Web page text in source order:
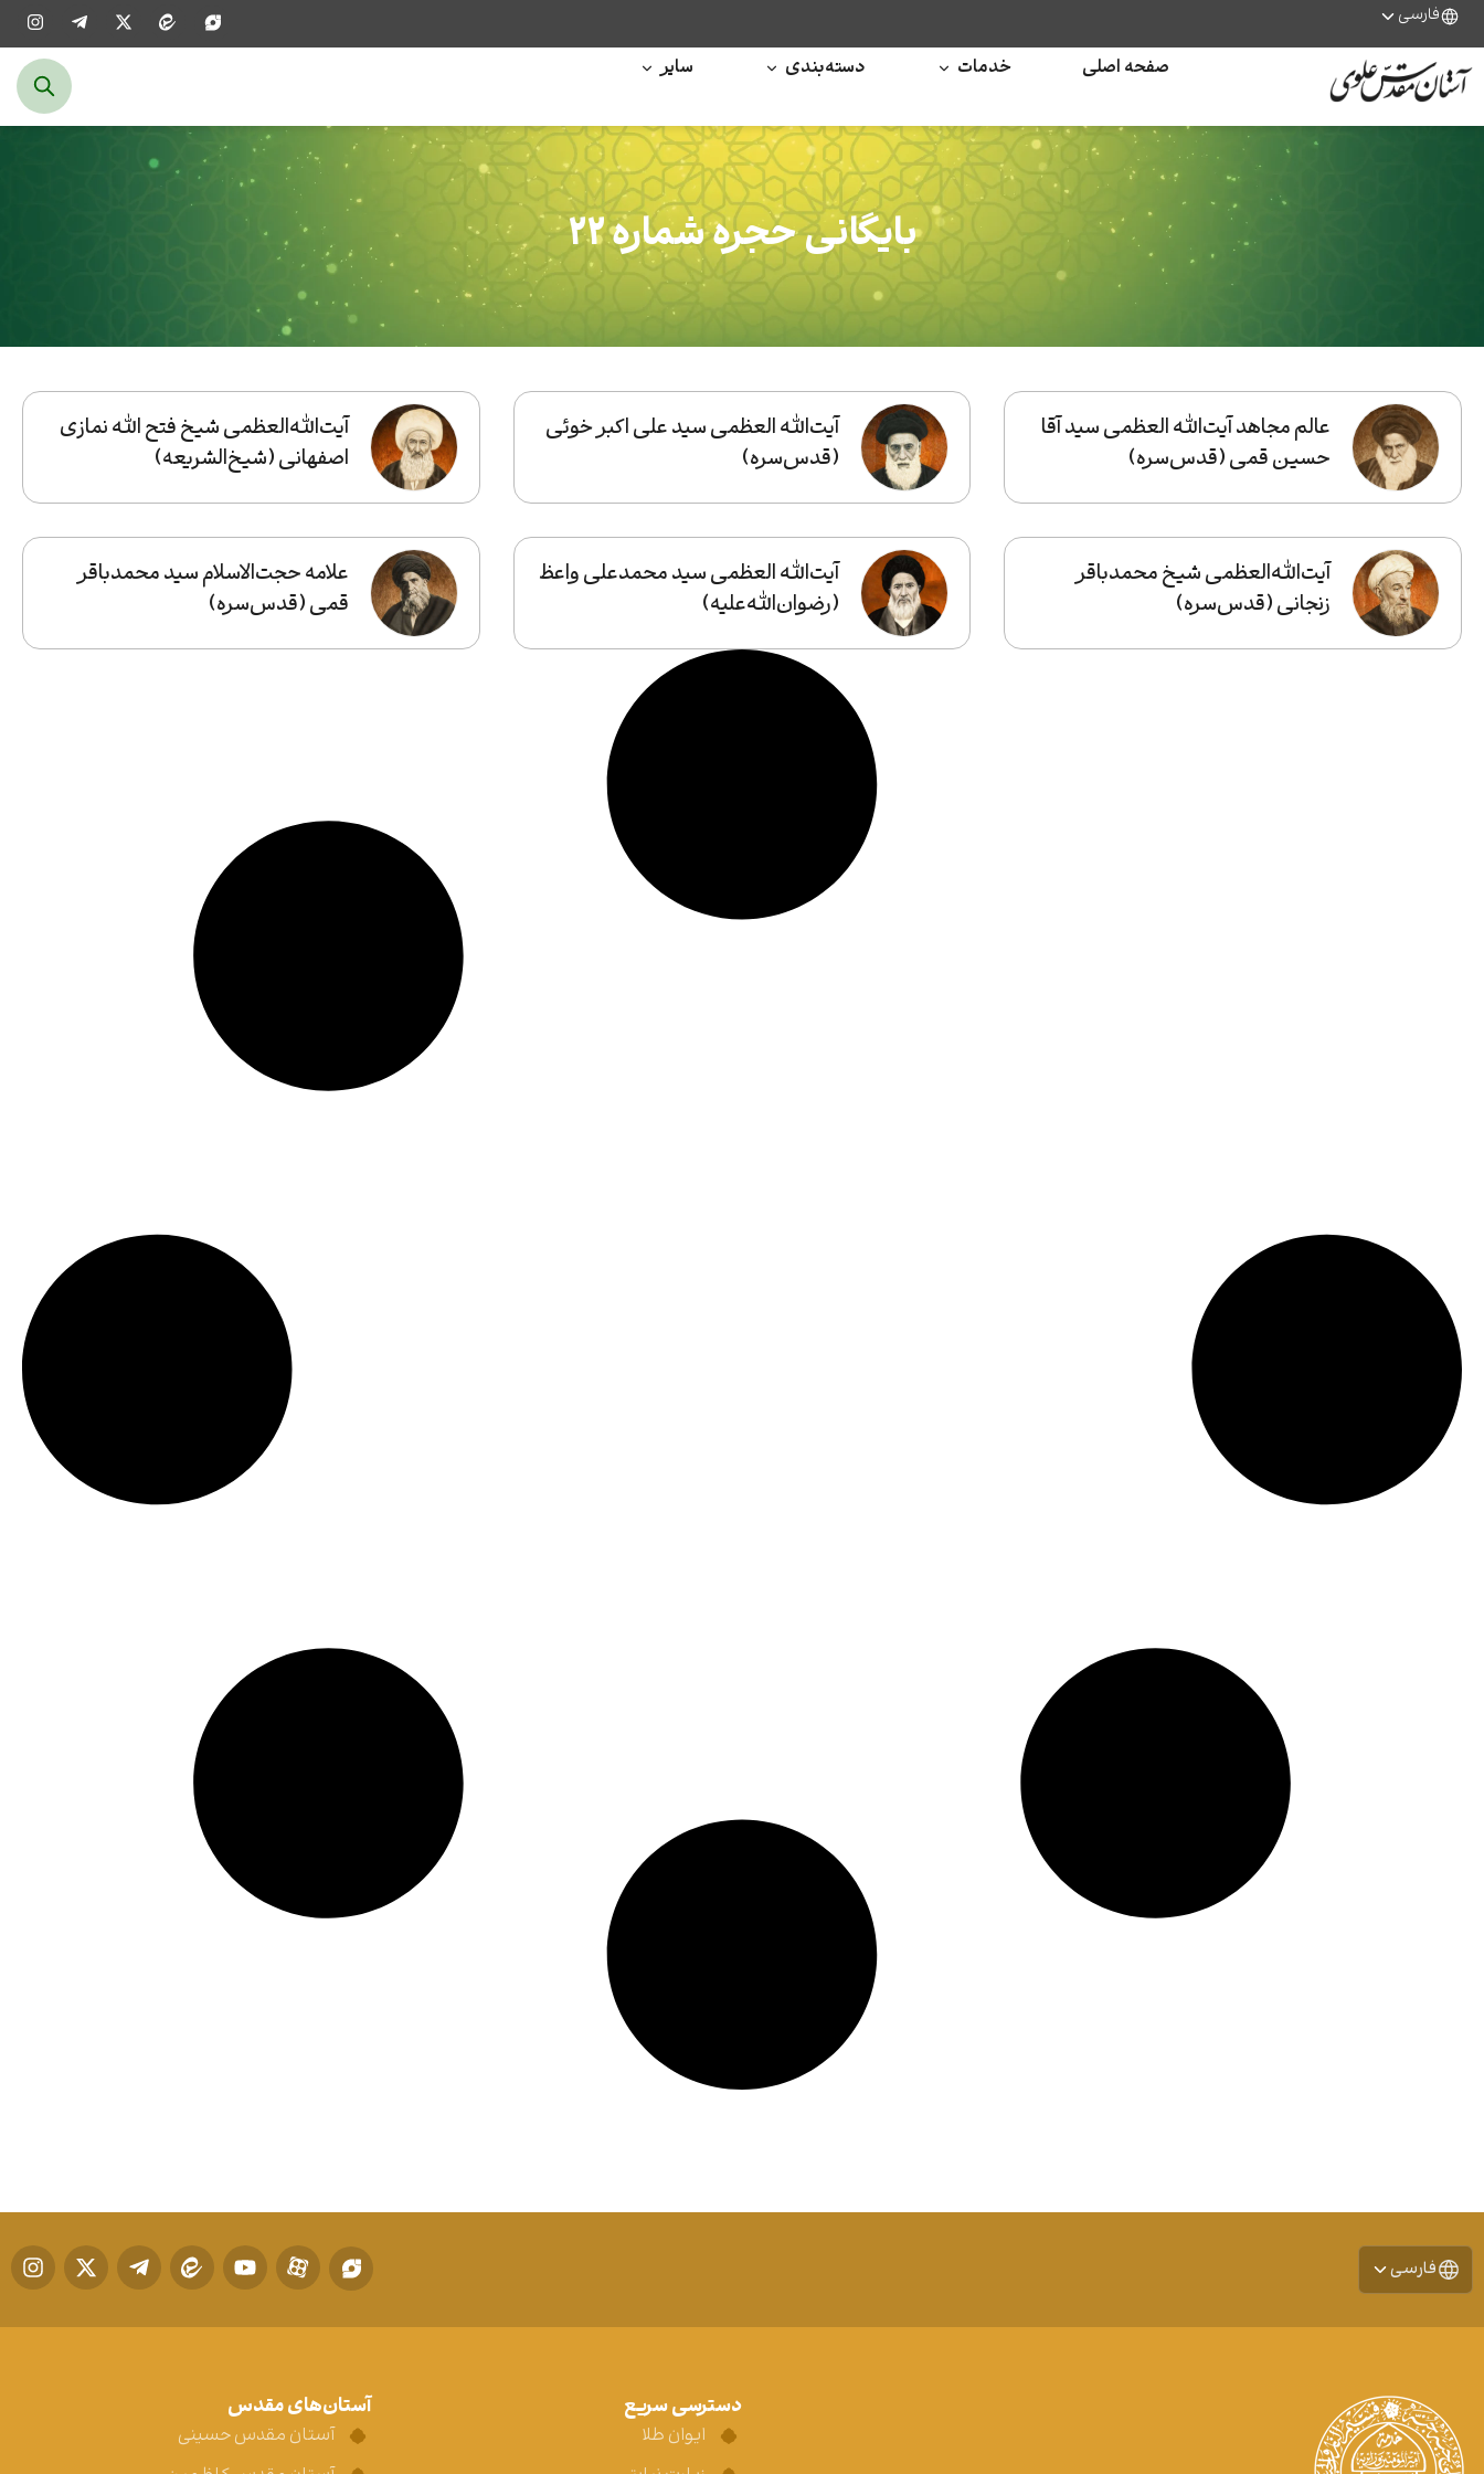
فارسی
صفحه اصلی خدمات دسته‌بندی سایر
بایگانی حجره شماره ۲۲
عالم مجاهد آیت‌الله العظمی سید آقا
حسین قمی (قدس‌سره)
آیت‌الله العظمی سید علی اکبر خوئی
(قدس‌‌سره)
آیت‌الله‌العظمی شیخ فتح الله نمازی
اصفهانی (شیخ‌الشریعه)
آیت‌الله‌العظمی شیخ محمدباقر
زنجانی (قدس‌سره)
آیت‌الله‌ العظمی سید محمدعلی واعظ
(رضوان‌الله‌علیه)
علامه حجت‌الاسلام سید محمدباقر
قمی (قدس‌سره)
فارسی
دسترسی سریع
ایوان طلا
آستان‌های مقدس
آستان مقدس حسینی